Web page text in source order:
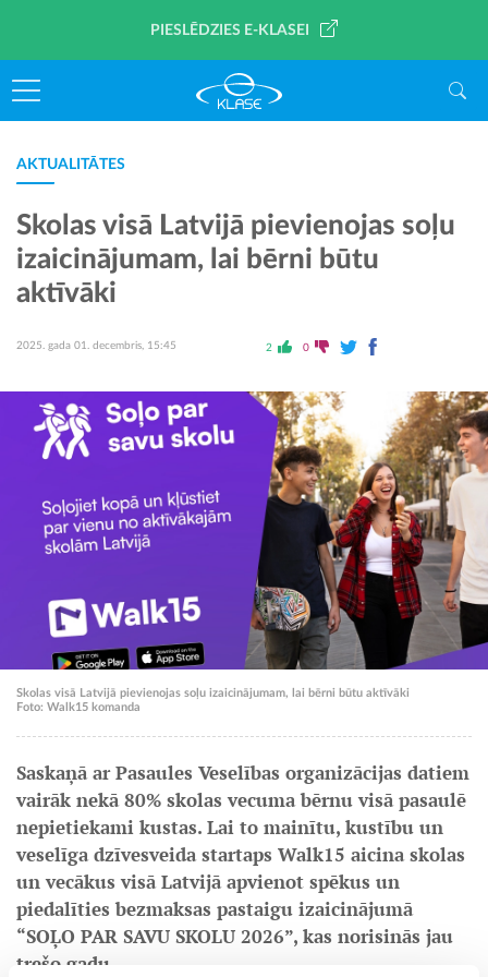
PIESLĒDZIES E-KLASEI
AKTUALITĀTES
Skolas visā Latvijā pievienojas soļu
izaicinājumam, lai bērni būtu
aktīvāki
2025. gada 01. decembris, 15:45 2 0
Skolas visā Latvijā pievienojas soļu izaicinājumam, lai bērni būtu aktīvāki
Foto: Walk15 komanda
Saskaņā ar Pasaules Veselības organizācijas datiem
vairāk nekā 80% skolas vecuma bērnu visā pasaulē
nepietiekami kustas. Lai to mainītu, kustību un
veselīga dzīvesveida startaps Walk15 aicina skolas
un vecākus visā Latvijā apvienot spēkus un
piedalīties bezmaksas pastaigu izaicinājumā
“SOĻO PAR SAVU SKOLU 2026”, kas norisinās jau
trešo gadu.